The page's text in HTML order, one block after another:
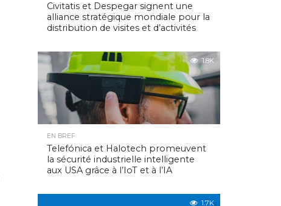
Civitatis et Despegar signent une
alliance stratégique mondiale pour la
distribution de visites et d’activités
1.8K
EN BREF
Telefónica et Halotech promeuvent
la sécurité industrielle intelligente
aux USA grâce à l’IoT et à l’IA
1.7K